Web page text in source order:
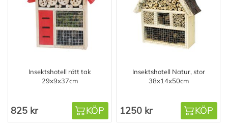
Insektshotell rött tak
29x9x37cm
825 kr KÖP
Insektshotell Natur, stor
38x14x50cm
1250 kr KÖP